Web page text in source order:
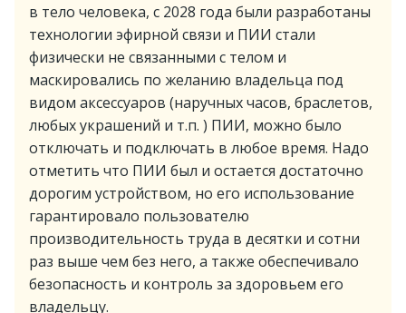
в тело человека, с 2028 года были разработаны
технологии эфирной связи и ПИИ стали
физически не связанными с телом и
маскировались по желанию владельца под
видом аксессуаров (наручных часов, браслетов,
любых украшений и т.п. ) ПИИ, можно было
отключать и подключать в любое время. Надо
отметить что ПИИ был и остается достаточно
дорогим устройством, но его использование
гарантировало пользователю
производительность труда в десятки и сотни
раз выше чем без него, а также обеспечивало
безопасность и контроль за здоровьем его
владельцу.